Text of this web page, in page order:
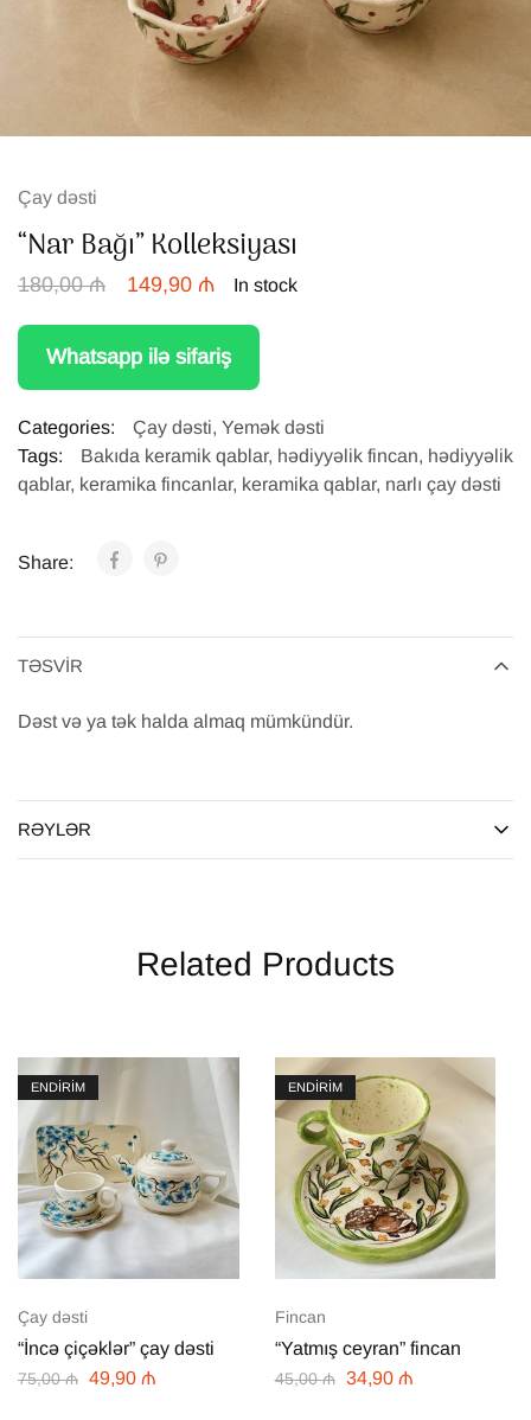
Çay dəsti
“Nar Bağı” Kolleksiyası
180,00₼ 149,90 ₼ In stock
Whatsapp ilə sifariş
Categories: Çay dəsti, Yemək dəsti
Tags:
Bakıda keramik qablar, hədiyyəlik fincan, hədiyyəlik
qablar, keramika fincanlar, keramika qablar, narlı çay dəsti
Share:
TƏSVIR
Dəst və ya tək halda almaq mümkündür.
RƏYLƏR
Related Products
ENDİRİM
Çay dəsti
“İncə çiçəklər” çay dəsti
75,00₼ 49,90 ₼
ENDİRİM
Fincan
“Yatmış ceyran” fincan
45,00₼ 34,90 ₼